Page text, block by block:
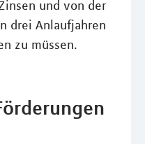
und von der
drei Anlaufjahren
zu müssen.